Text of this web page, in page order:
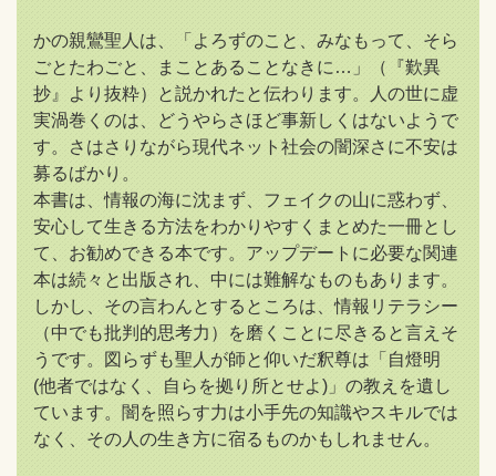
かの親鸞聖人は、「よろずのこと、みなもって、そら
ごとたわごと、まことあることなきに…」（『歎異
抄』より抜粋）と説かれたと伝わります。人の世に虚
実渦巻くのは、どうやらさほど事新しくはないようで
す。さはさりながら現代ネット社会の闇深さに不安は
募るばかり。
本書は、情報の海に沈まず、フェイクの山に惑わず、
安心して生きる方法をわかりやすくまとめた一冊とし
て、お勧めできる本です。アップデートに必要な関連
本は続々と出版され、中には難解なものもあります。
しかし、その言わんとするところは、情報リテラシー
（中でも批判的思考力）を磨くことに尽きると言えそ
うです。図らずも聖人が師と仰いだ釈尊は「自燈明
(他者ではなく、自らを拠り所とせよ)」の教えを遺し
ています。闇を照らす力は小手先の知識やスキルでは
なく、その人の生き方に宿るものかもしれません。